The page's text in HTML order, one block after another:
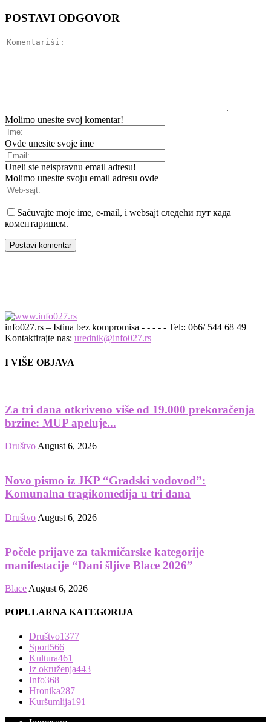
POSTAVI ODGOVOR
Molimo unesite svoj komentar!
Ovde unesite svoje ime
Uneli ste neispravnu email adresu!
Molimo unesite svoju email adresu ovde
Sačuvajte moje ime, e-mail, i websajt следећи пут када
коментаришем.
info027.rs – Istina bez kompromisa - - - - - Tel:: 066/ 544 68 49
Kontaktirajte nas: urednik@info027.rs
I VIŠE OBJAVA
Za tri dana otkriveno više od 19.000 prekoračenja
brzine: MUP apeluje...
Društvo August 6, 2026
Novo pismo iz JKP “Gradski vodovod”:
Komunalna tragikomedija u tri dana
Društvo August 6, 2026
Počele prijave za takmičarske kategorije
manifestacije “Dani šljive Blace 2026”
Blace August 6, 2026
POPULARNA KATEGORIJA
Društvo1377
Sport566
Kultura461
Iz okruženja443
Info368
Hronika287
Kuršumlija191